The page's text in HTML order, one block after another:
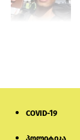
COVID-19